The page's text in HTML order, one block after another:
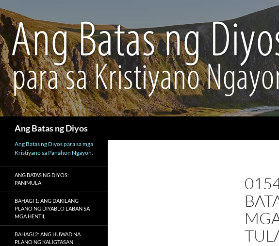
Ang Batas ng Diyos
Ang Batas ng Diyos para sa mga
Kristiyano sa Panahon Ngayon.
ANG BATAS NG DIYOS:
PANIMULA
BAHAGI 1: ANG DAKILANG
PLANO NG DIYABLO LABAN SA
MGA HENTIL
BAHAGI 2: ANG HUWAD NA
PLANO NG KALIGTASAN